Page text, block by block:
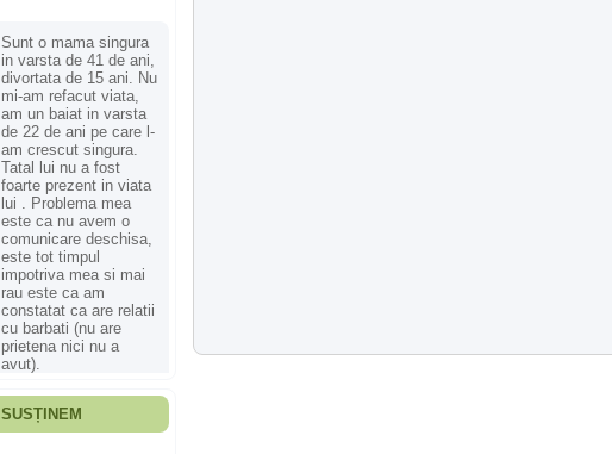
Sunt o mama singura
in varsta de 41 de ani,
divortata de 15 ani. Nu
mi-am refacut viata,
am un baiat in varsta
de 22 de ani pe care l-
am crescut singura.
Tatal lui nu a fost
foarte prezent in viata
lui . Problema mea
este ca nu avem o
comunicare deschisa,
este tot timpul
impotriva mea si mai
rau este ca am
constatat ca are relatii
cu barbati (nu are
prietena nici nu a
avut).
Fiica mea s-a nascut
SUSȚINEM